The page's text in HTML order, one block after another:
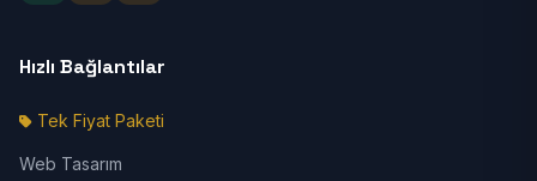
Hızlı Bağlantılar
Tek Fiyat Paketi
Web Tasarım